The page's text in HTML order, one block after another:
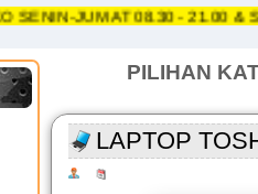
SENIN-JUMAT 08.30 -
PILIHAN
LAPTOP